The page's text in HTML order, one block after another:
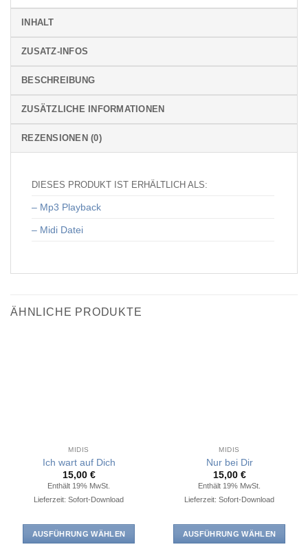
INHALT
ZUSATZ-INFOS
BESCHREIBUNG
ZUSÄTZLICHE INFORMATIONEN
REZENSIONEN (0)
DIESES PRODUKT IST ERHÄLTLICH ALS:
– Mp3 Playback
– Midi Datei
ÄHNLICHE PRODUKTE
MIDIS
Ich wart auf Dich
15,00 €
Enthält 19% MwSt.
Lieferzeit: Sofort-Download
AUSFÜHRUNG WÄHLEN
MIDIS
Nur bei Dir
15,00 €
Enthält 19% MwSt.
Lieferzeit: Sofort-Download
AUSFÜHRUNG WÄHLEN